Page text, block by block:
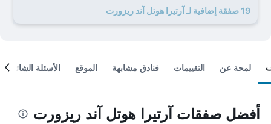
19 صفقة إضافية لـ آرتيرا هوتل آند ريزورت
لمحة عن التقييمات فنادق مشابهة الموقع الأسئلة الشائعة
أفضل صفقات آرتيرا هوتل آند ريزورت